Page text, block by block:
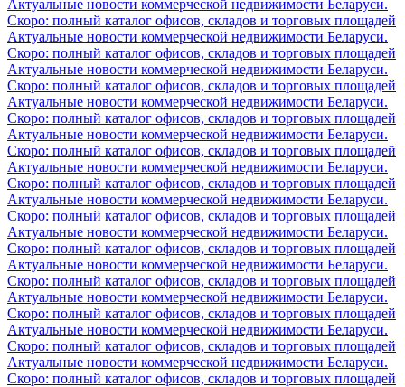
Актуальные новости коммерческой недвижимости Беларуси.
Скоро: полный каталог офисов, складов и торговых площадей
Актуальные новости коммерческой недвижимости Беларуси.
Скоро: полный каталог офисов, складов и торговых площадей
Актуальные новости коммерческой недвижимости Беларуси.
Скоро: полный каталог офисов, складов и торговых площадей
Актуальные новости коммерческой недвижимости Беларуси.
Скоро: полный каталог офисов, складов и торговых площадей
Актуальные новости коммерческой недвижимости Беларуси.
Скоро: полный каталог офисов, складов и торговых площадей
Актуальные новости коммерческой недвижимости Беларуси.
Скоро: полный каталог офисов, складов и торговых площадей
Актуальные новости коммерческой недвижимости Беларуси.
Скоро: полный каталог офисов, складов и торговых площадей
Актуальные новости коммерческой недвижимости Беларуси.
Скоро: полный каталог офисов, складов и торговых площадей
Актуальные новости коммерческой недвижимости Беларуси.
Скоро: полный каталог офисов, складов и торговых площадей
Актуальные новости коммерческой недвижимости Беларуси.
Скоро: полный каталог офисов, складов и торговых площадей
Актуальные новости коммерческой недвижимости Беларуси.
Скоро: полный каталог офисов, складов и торговых площадей
Актуальные новости коммерческой недвижимости Беларуси.
Скоро: полный каталог офисов, складов и торговых площадей